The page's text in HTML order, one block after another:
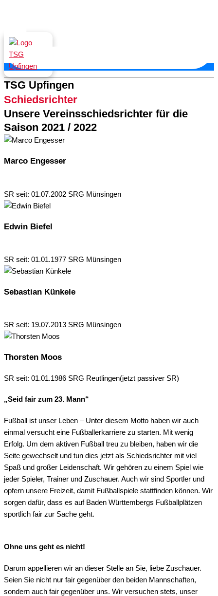
TSG Upfingen
Schiedsrichter
Unsere Vereinsschiedsrichter für die
Saison 2021 / 2022
Marco Engesser
SR seit: 01.07.2002 SRG Münsingen
Edwin Biefel
SR seit: 01.01.1977 SRG Münsingen
Sebastian Künkele
SR seit: 19.07.2013 SRG Münsingen
Thorsten Moos
SR seit: 01.01.1986 SRG Reutlingen(jetzt passiver SR)
„Seid fair zum 23. Mann“
Fußball ist unser Leben – Unter diesem Motto haben wir auch
einmal versucht eine Fußballerkarriere zu starten. Mit wenig
Erfolg. Um dem aktiven Fußball treu zu bleiben, haben wir die
Seite gewechselt und tun dies jetzt als Schiedsrichter mit viel
Spaß und großer Leidenschaft. Wir gehören zu einem Spiel wie
jeder Spieler, Trainer und Zuschauer. Auch wir sind Sportler und
opfern unsere Freizeit, damit Fußballspiele stattfinden können. Wir
sorgen dafür, dass es auf Baden Württembergs Fußballplätzen
sportlich fair zur Sache geht.
Ohne uns geht es nicht!
Darum appellieren wir an dieser Stelle an Sie, liebe Zuschauer.
Seien Sie nicht nur fair gegenüber den beiden Mannschaften,
sondern auch fair gegenüber uns. Wir versuchen stets, unser